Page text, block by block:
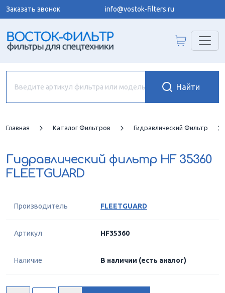
Заказать звонок info@vostok-filters.ru
Главная Каталог Фильтров Гидравлический Фильтр
Гидравлический фильтр HF 35360
FLEETGUARD
Производитель FLEETGUARD
Артикул HF35360
Наличие В наличии (есть аналог)